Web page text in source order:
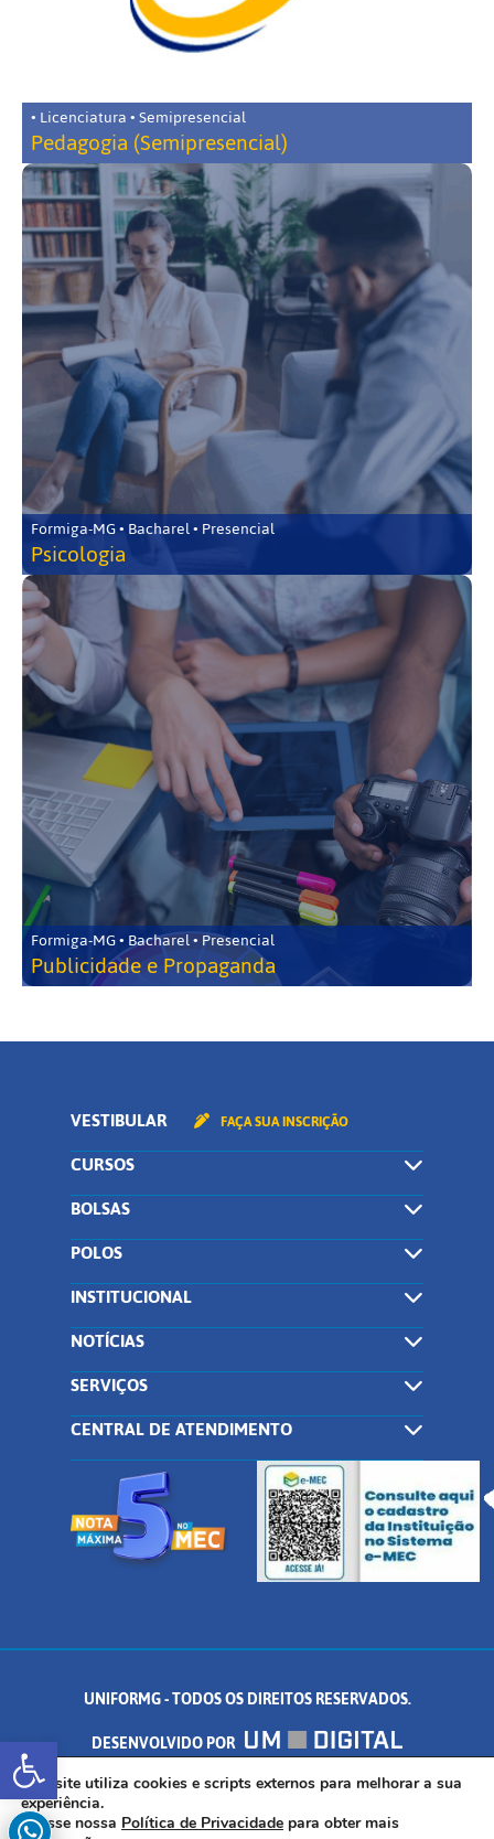
Abrir a barra de ferramentas
• Licenciatura • Semipresencial
Pedagogia (Semipresencial)
Formiga-MG • Bacharel • Presencial
Psicologia
Formiga-MG • Bacharel • Presencial
Publicidade e Propaganda
VESTIBULAR FAÇA SUA INSCRIÇÃO
CURSOS
BOLSAS
POLOS
INSTITUCIONAL
NOTÍCIAS
SERVIÇOS
CENTRAL DE ATENDIMENTO
UNIFORMG - TODOS OS DIREITOS RESERVADOS.
DESENVOLVIDO POR
AV. DR. ARNALDO DE SENNA, 328 - PALMEIRAS, FORMIGA/MG - CEP:
35.574.530
Este site utiliza cookies e scripts externos para melhorar a sua
experiência.
Acesse nossa Política de Privacidade para obter mais